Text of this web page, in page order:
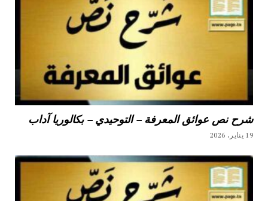
شرح نص عوائق المعرفة – التوحيدي – بكالوريا آداب
19 يناير، 2026